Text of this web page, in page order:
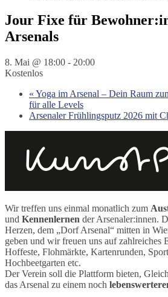
Jour Fixe für
Arsenals
8. Mai @ 18:00 - 20:00
Kostenlos
« Yoga im Arsenal – Dein Raum
für alle Levels
Arsenaler Frühlingsputz 2026 mit
Wir treffen uns einmal monatlich zum
und Kennenlernen der Arsenaler:innen.
Herzen, dem „Dorf Arsenal“ mitten in
geben und wir freuen uns auf zahlreiches
Hoffeste, Flohmärkte, Kartenrunden,
Hochbeetgarten etc.
Der Verein soll die Plattform bieten,
das Arsenal zu einem noch